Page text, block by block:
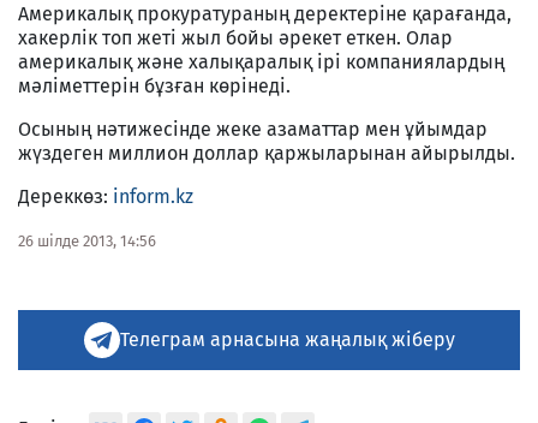
Америкалық прокуратураның деректеріне қарағанда,
хакерлік топ жеті жыл бойы әрекет еткен. Олар
америкалық және халықаралық ірі компаниялардың
мәліметтерін бұзған көрінеді.
Осының нәтижесінде жеке азаматтар мен ұйымдар
жүздеген миллион доллар қаржыларынан айырылды.
Дереккөз: inform.kz
26 шілде 2013, 14:56
Телеграм арнасына жаңалық жіберу